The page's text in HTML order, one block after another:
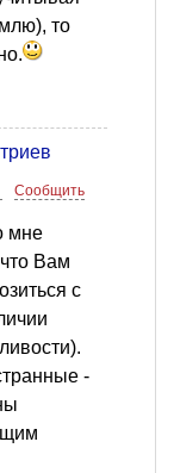
то
Сообщить
мне
Вам
с
-